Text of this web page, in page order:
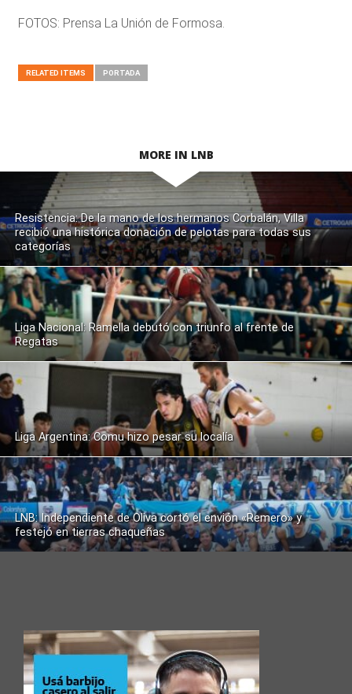
FOTOS: Prensa La Unión de Formosa.
RELATED ITEMS PORTADA
MORE IN LNB
Resistencia: De la mano de los hermanos Corbalán, Villa
recibió una histórica donación de pelotas para todas sus
categorías
Liga Nacional: Ramella debutó con triunfo al frente de
Regatas
Liga Argentina: Comu hizo pesar su localía
LNB: Independiente de Oliva cortó el envión «Remero» y
festejó en tierras chaqueñas